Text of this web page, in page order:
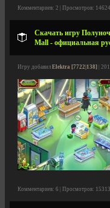
Комментариев: 2 | Просмотров: 14624
Скачать игру
Mall - официальная
Игру добавил Elektra [7722|138] |
Комментариев: 6 | Просмотров: 15313